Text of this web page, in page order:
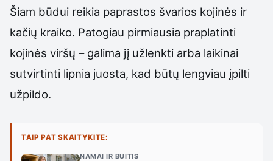
Šiam būdui reikia paprastos švarios kojinės ir
kačių kraiko. Patogiau pirmiausia praplatinti
kojinės viršų – galima jį užlenkti arba laikinai
sutvirtinti lipnia juosta, kad būtų lengviau įpilti
užpildo.
TAIP PAT SKAITYKITE:
NAMAI IR BUITIS